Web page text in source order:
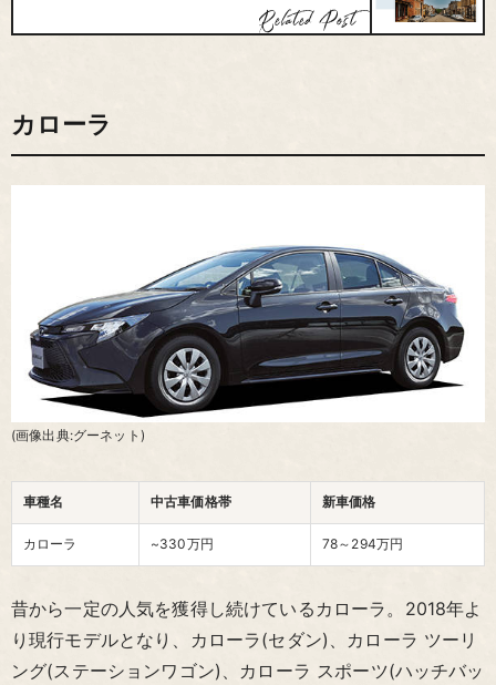
カローラ
(画像出典:グーネット)
車種名 中古車価格帯 新車価格
カローラ ~330万円 78～294万円
昔から一定の人気を獲得し続けているカローラ。2018年よ
り現行モデルとなり、カローラ(セダン)、カローラ ツーリ
ング(ステーションワゴン)、カローラ スポーツ(ハッチバッ